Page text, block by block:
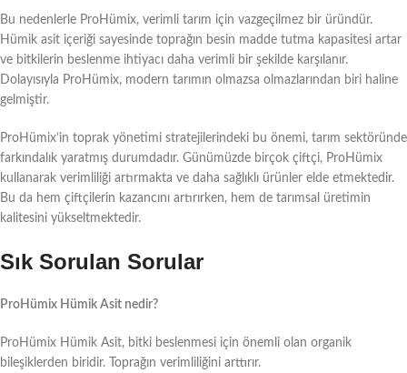
Bu nedenlerle ProHümix, verimli tarım için vazgeçilmez bir üründür.
Hümik asit içeriği sayesinde toprağın besin madde tutma kapasitesi artar
ve bitkilerin beslenme ihtiyacı daha verimli bir şekilde karşılanır.
Dolayısıyla ProHümix, modern tarımın olmazsa olmazlarından biri haline
gelmiştir.
ProHümix’in toprak yönetimi stratejilerindeki bu önemi, tarım sektöründe
farkındalık yaratmış durumdadır. Günümüzde birçok çiftçi, ProHümix
kullanarak verimliliği artırmakta ve daha sağlıklı ürünler elde etmektedir.
Bu da hem çiftçilerin kazancını artırırken, hem de tarımsal üretimin
kalitesini yükseltmektedir.
Sık Sorulan Sorular
ProHümix Hümik Asit nedir?
ProHümix Hümik Asit, bitki beslenmesi için önemli olan organik
bileşiklerden biridir. Toprağın verimliliğini arttırır.